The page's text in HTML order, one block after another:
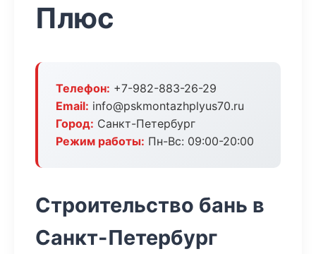
Плюс
Телефон: +7-982-883-26-29
Email: info@pskmontazhplyus70.ru
Город: Санкт-Петербург
Режим работы: Пн-Вс: 09:00-20:00
Строительство бань в
Санкт-Петербург